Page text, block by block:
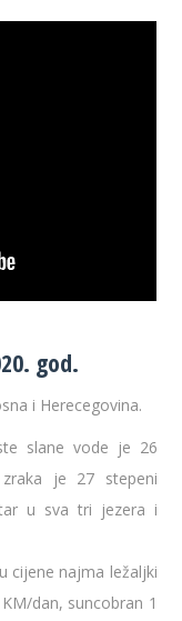
god.
i Herecegovina.
slane vode je 26
je 27 stepeni
u sva tri jezera i
cijene najma ležaljki
dan, suncobran 1